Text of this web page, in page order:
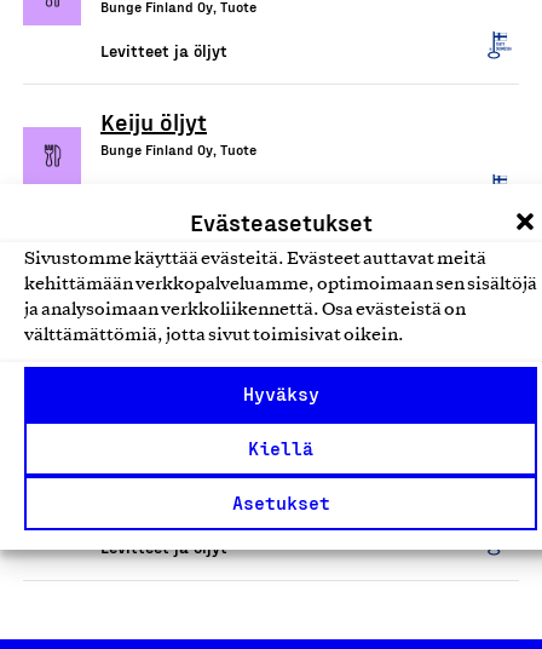
Evästeasetukset
Sivustomme käyttää evästeitä. Evästeet auttavat meitä
kehittämään verkkopalveluamme, optimoimaan sen sisältöjä
ja analysoimaan verkkoliikennettä. Osa evästeistä on
välttämättömiä, jotta sivut toimisivat oikein.
Hyväksy
Kiellä
Asetukset
Bunge Finland Oy, Tuote
Levitteet ja öljyt
Keiju öljyt
Bunge Finland Oy, Tuote
Keiju margariinit ja
kasvirasvalevitteet
Bunge Finland Oy, Tuote
Levitteet ja öljyt
Oivariini levitteet, pehmeät
öljyt
Levitteet ja öljyt